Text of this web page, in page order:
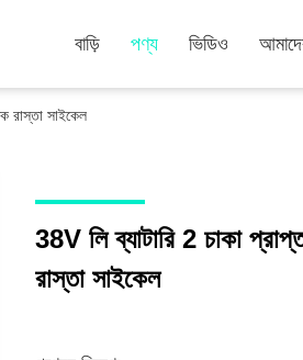
বাড়ি পণ্য ভিডিও
রাস্তা সাইকেল
38V লি ব্যাটারি 2 চাকা
রাস্তা সাইকেল